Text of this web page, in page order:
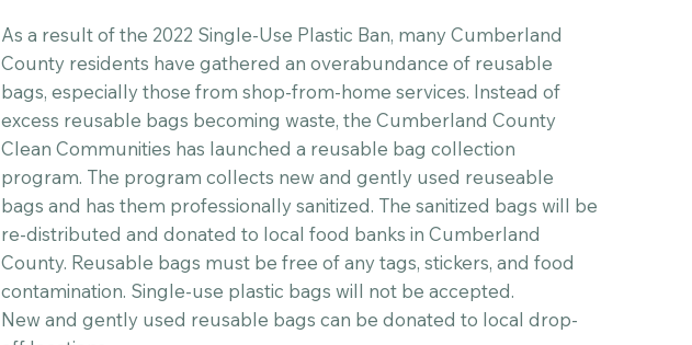
As a result of the 2022 Single-Use Plastic Ban, many Cumberland
County residents have gathered an overabundance of reusable
bags, especially those from shop-from-home services. Instead of
excess reusable bags becoming waste, the Cumberland County
Clean Communities has launched a reusable bag collection
program. The program collects new and gently used reuseable
bags and has them professionally sanitized. The sanitized bags will be
re-distributed and donated to local food banks in Cumberland
County. Reusable bags must be free of any tags, stickers, and food
contamination. Single-use plastic bags will not be accepted.
New and gently used reusable bags can be donated to local drop-